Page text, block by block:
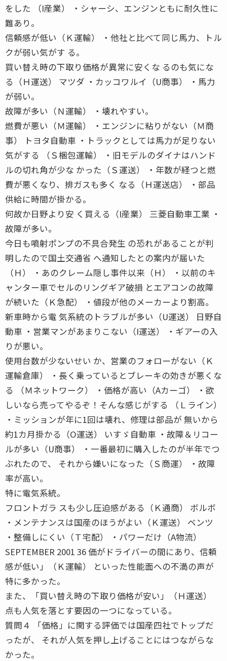
をした （I産業） ・シャーシ、エンジンともに耐久性に
難あり。
信頼感が低い（Ｋ運輸） ・他社と比べて同じ馬力、トル
クが弱い気がす る。
買い替え時の下取り価格が異常に安くな るのも気にな
る（Ｈ運送） マツダ ・カッコワルイ（U商事） ・馬力
が弱い。
故障が多い（Ｎ運輸） ・壊れやすい。
燃費が悪い（Ｍ運輸） ・エンジンに粘りがない（Ｍ商
事） トヨタ自動車 ・トラックとしては馬力が足りない
気がする （Ｓ梱包運輸） ・旧モデルのダイナはハンド
ルの切れ角が少な かった（Ｓ運送） ・年数が経つと燃
費が悪くなり、排ガスも多く なる（Ｈ運送店） ・部品
供給に時間が掛かる。
何故か日野より安 く買える（I産業） 三菱自動車工業 ・
故障が多い。
今日も噴射ポンプの不具合発生 の恐れがあることが判
明したので国土交通省 へ通知したとの案内が届いた
（Ｈ） ・あのクレーム隠し事件以来（Ｈ） ・以前のキ
ャンター車でセルのリングギア破損 とエアコンの故障
が続いた（Ｋ急配） ・値段が他のメーカーより割高。
新車時から電 気系統のトラブルが多い（U運送） 日野自
動車 ・営業マンがあまりこない（I運送） ・ギアーの入
りが悪い。
使用台数が少ないせい か、営業のフォローがない（Ｋ
運輸倉庫） ・長く乗っているとブレーキの効きが悪くな
る （Ｍネットワーク） ・価格が高い（Aカーゴ） ・欲
しいなら売ってやるぞ！そんな感じがする （Ｌライン）
・ミッションが年に1回は壊れ、修理は部品が 無いから
約1カ月掛かる（O運送） いすゞ自動車 ・故障＆リコー
ルが多い（U商事） ・一番最初に購入したのが半年でつ
ぶれたので、 それから嫌いになった（Ｓ商運） ・故障
率が高い。
特に電気系統。
フロントガラ スも少し圧迫感がある（Ｋ通商） ボルボ
・メンテナンスは国産のほうがよい（Ｋ運送） ベンツ
・整備しにくい（Ｔ宅配） ・パワーだけ（A物流）
SEPTEMBER 2001 36 価がドライバーの間にあり、信頼
感が低い」（Ｋ運輸） といった性能面への不満の声が
特に多かった。
また、「買い替え時の下取り価格が安い」（Ｈ運送）
点も人気を落とす要因の一つになっている。
質問４ 「価格」に関する評価では国産四社でトップだ
ったが、 それが人気を押し上げることにはつながらな
かった。